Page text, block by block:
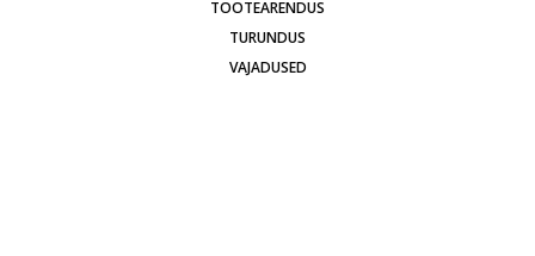
TOOTEARENDUS
TURUNDUS
VAJADUSED